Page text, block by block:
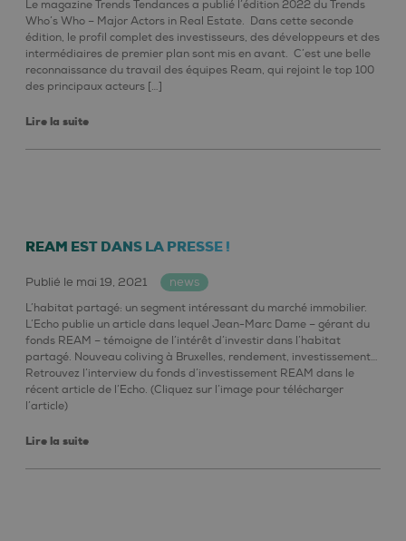
Le magazine Trends Tendances a publié l’édition 2022 du Trends
Who’s Who – Major Actors in Real Estate. Dans cette seconde
édition, le profil complet des investisseurs, des développeurs et des
intermédiaires de premier plan sont mis en avant. C’est une belle
reconnaissance du travail des équipes Ream, qui rejoint le top 100
des principaux acteurs […]
Lire la suite
REAM EST DANS LA PRESSE !
Publié le mai 19, 2021 news
L’habitat partagé: un segment intéressant du marché immobilier.
L’Echo publie un article dans lequel Jean-Marc Dame – gérant du
fonds REAM – témoigne de l’intérêt d’investir dans l’habitat
partagé. Nouveau coliving à Bruxelles, rendement, investissement…
Retrouvez l’interview du fonds d’investissement REAM dans le
récent article de l’Echo. (Cliquez sur l’image pour télécharger
l’article)
Lire la suite